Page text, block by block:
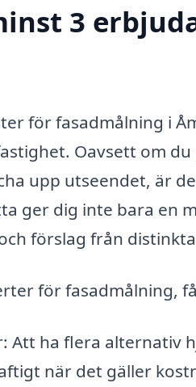
3
för fasadmålning i
Oavsett om
upp utseendet, är
ger dig inte bara en
förslag från
för fasadmålning,
Att ha flera alternativ
när det gäller